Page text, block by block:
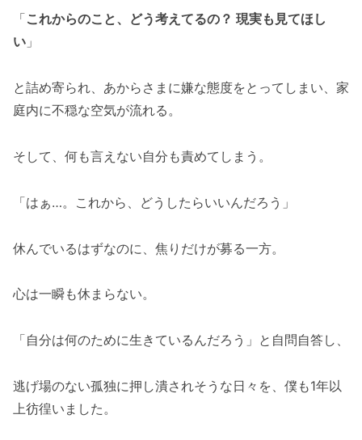
「これからのこと、どう考えてるの？ 現実も見てほし
い 」
と詰め寄られ、あからさまに嫌な態度をとってしまい、家
庭内に不穏な空気が流れる。
そして、何も言えない自分も責めてしまう。
「はぁ…。これから、どうしたらいいんだろう」
休んでいるはずなのに、焦りだけが募る一方。
心は一瞬も休まらない。
「自分は何のために生きているんだろう」と自問自答し、
逃げ場のない孤独に押し潰されそうな日々を、僕も1年以
上彷徨いました。